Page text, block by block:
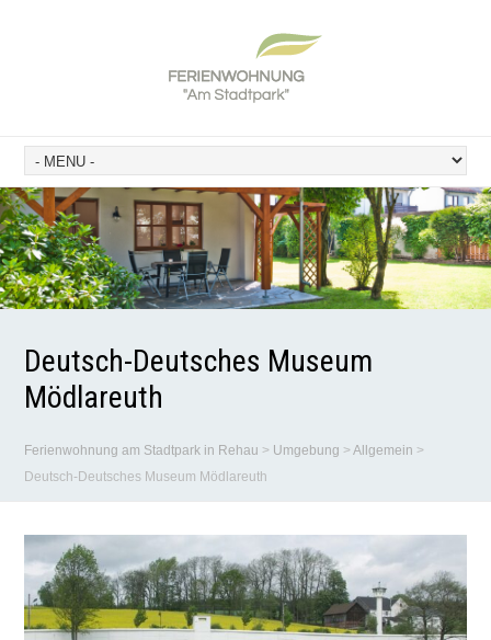
Deutsch-Deutsches Museum
Mödlareuth
Ferienwohnung am Stadtpark in Rehau > Umgebung >Allgemein >
Deutsch-Deutsches Museum Mödlareuth